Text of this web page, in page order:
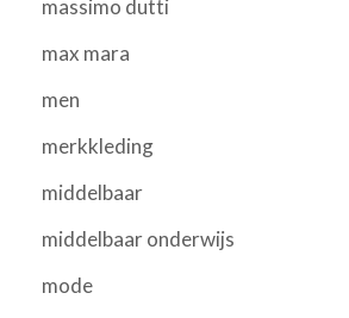
massimo dutti
max mara
men
merkkleding
middelbaar
middelbaar onderwijs
mode